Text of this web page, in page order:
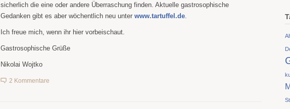
sicherlich die eine oder andere Überraschung finden. Aktuelle gastrosophische
Gedanken gibt es aber wöchentlich neu unter www.tartuffel.de.
Ich freue mich, wenn ihr hier vorbeischaut.
Gastrosophische Grüße
Nikolai Wojtko
2 Kommentare